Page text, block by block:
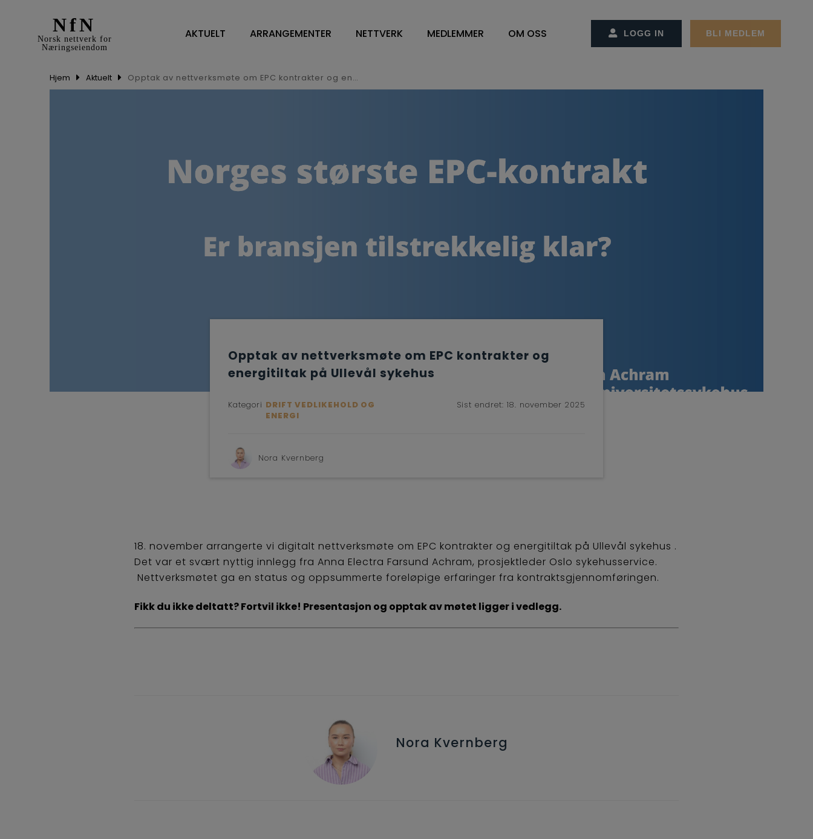
NfN
Norsk nettverk for
Næringseiendom
AKTUELT ARRANGEMENTER
NETTVERK
SYKEHUS
FM TOPPLEDERE
MEDLEMMER
MEDLEMSKAP I NFN
OM OSS
VISJON OG STRATEGI
SAMARBEIDSPARTNER/ANNONSØRER
LOGG IN BLI MEDLEM
Hjem Aktuelt Opptak av nettverksmøte om EPC kontrakter og energitiltak på Ullevål sykehus
Opptak av nettverksmøte om EPC kontrakter og
energitiltak på Ullevål sykehus
Kategori DRIFT VEDLIKEHOLD OG
ENERGI
Sist endret: 18. november 2025
Nora Kvernberg
18. november arrangerte vi digitalt nettverksmøte om EPC kontrakter og energitiltak på Ullevål sykehus .
Det var et svært nyttig innlegg fra Anna Electra Farsund Achram, prosjektleder Oslo sykehusservice.
Nettverksmøtet ga en status og oppsummerte foreløpige erfaringer fra kontraktsgjennomføringen.
Fikk du ikke deltatt? Fortvil ikke! Presentasjon og opptak av møtet ligger i vedlegg.
Nora Kvernberg